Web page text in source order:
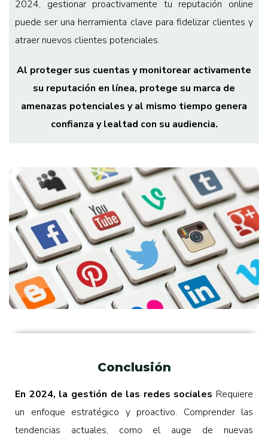
2024, gestionar proactivamente tu reputación online
puede ser una herramienta clave para fidelizar clientes y
atraer nuevos clientes potenciales.
Al proteger sus cuentas y monitorear activamente
su reputación en línea, protege su marca de
amenazas potenciales y al mismo tiempo genera
confianza y lealtad con su audiencia.
Conclusión
En 2024, la gestión de las redes sociales Requiere
un enfoque estratégico y proactivo. Comprender las
tendencias actuales, como el auge de nuevas